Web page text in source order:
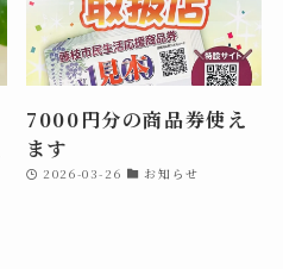
7000円分の商品券使え
ます
2026-03-26 お知らせ